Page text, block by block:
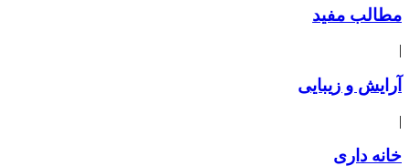
مطالب مفید
|
آرایش و زیبایی
|
خانه داری